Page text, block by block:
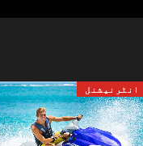
انٹرنیشنل